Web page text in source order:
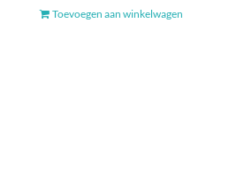
Toevoegen aan winkelwagen